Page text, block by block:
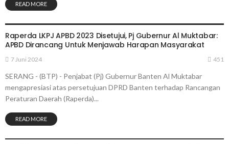
READ MORE
Raperda LKPJ APBD 2023 Disetujui, Pj Gubernur Al Muktabar:
APBD Dirancang Untuk Menjawab Harapan Masyarakat
7 Juni 2024 451
SERANG - (BTP) - Penjabat (Pj) Gubernur Banten Al Muktabar
mengapresiasi atas persetujuan DPRD Banten terhadap Rancangan
Peraturan Daerah (Raperda)...
READ MORE